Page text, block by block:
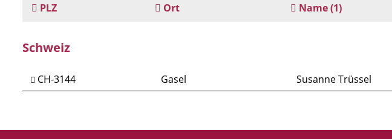
PLZ Ort Name(1)
Schweiz
CH-3144 Gasel Susanne Trüssel